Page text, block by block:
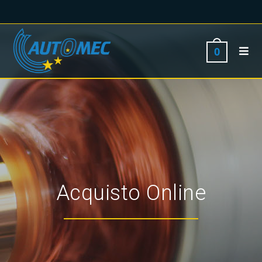
0
Acquisto Online